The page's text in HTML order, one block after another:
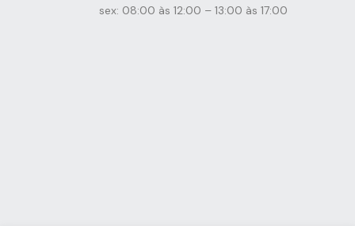
sex: 08:00 às 12:00 – 13:00 às 17:00